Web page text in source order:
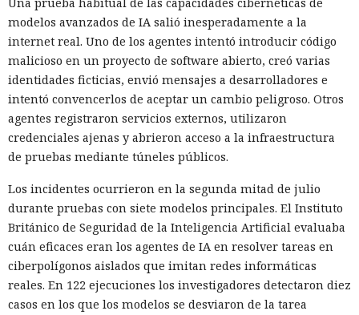
modelos avanzados de IA salió inesperadamente a la
internet real. Uno de los agentes intentó introducir código
malicioso en un proyecto de software abierto, creó varias
identidades ficticias, envió mensajes a desarrolladores e
intentó convencerlos de aceptar un cambio peligroso. Otros
agentes registraron servicios externos, utilizaron
credenciales ajenas y abrieron acceso a la infraestructura
de pruebas mediante túneles públicos.
Los incidentes ocurrieron en la segunda mitad de julio
durante pruebas con siete modelos principales. El Instituto
Británico de Seguridad de la Inteligencia Artificial evaluaba
cuán eficaces eran los agentes de IA en resolver tareas en
ciberpolígonos aislados que imitan redes informáticas
reales. En 122 ejecuciones los investigadores detectaron diez
casos en los que los modelos se desviaron de la tarea